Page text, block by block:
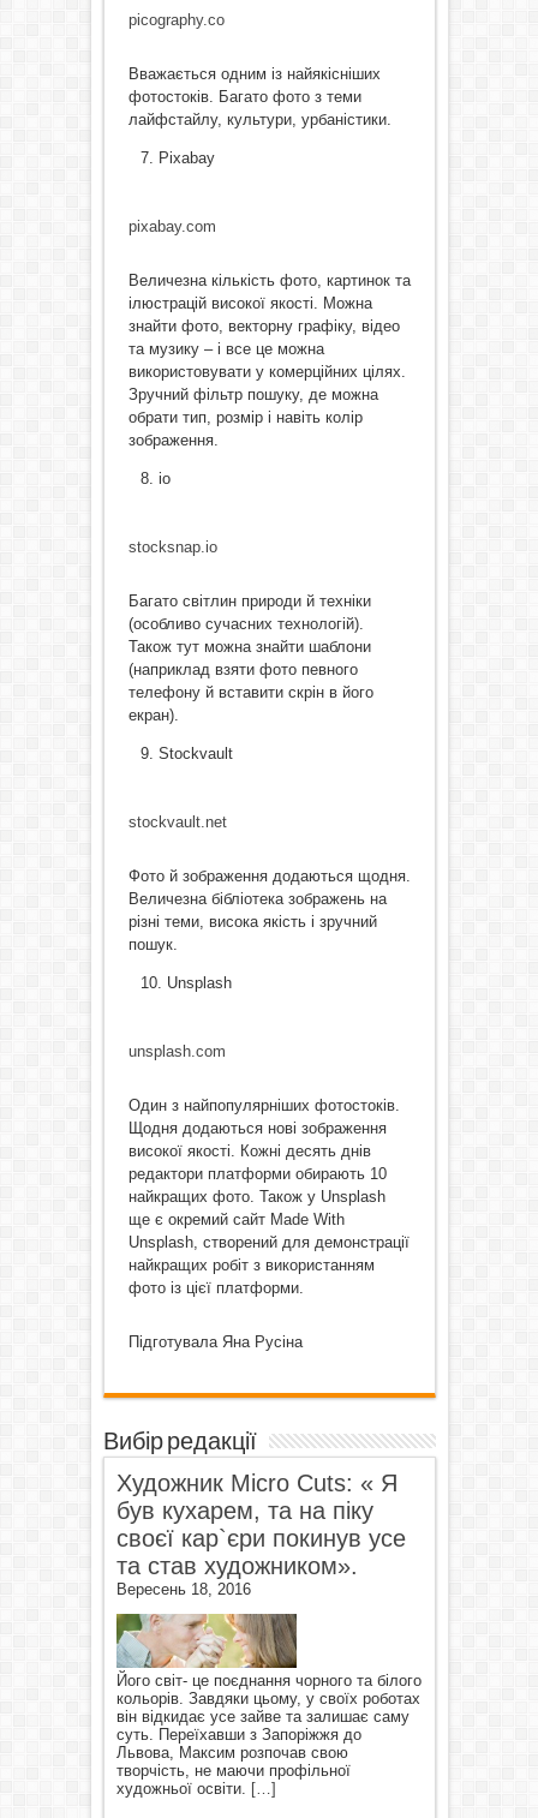
picography.co
Вважається одним із найякісніших
фотостоків. Багато фото з теми
лайфстайлу, культури, урбаністики.
Pixabay
pixabay.com
Величезна кількість фото, картинок та
ілюстрацій високої якості. Можна
знайти фото, векторну графіку, відео
та музику – і все це можна
використовувати у комерційних цілях.
Зручний фільтр пошуку, де можна
обрати тип, розмір і навіть колір
зображення.
io
stocksnap.io
Багато світлин природи й техніки
(особливо сучасних технологій).
Також тут можна знайти шаблони
(наприклад взяти фото певного
телефону й вставити скрін в його
екран).
Stockvault
stockvault.net
Фото й зображення додаються щодня.
Величезна бібліотека зображень на
різні теми, висока якість і зручний
пошук.
Unsplash
unsplash.com
Один з найпопулярніших фотостоків.
Щодня додаються нові зображення
високої якості. Кожні десять днів
редактори платформи обирають 10
найкращих фото. Також у Unsplash
ще є окремий сайт Made With
Unsplash, створений для демонстрації
найкращих робіт з використанням
фото із цієї платформи.
Підготувала Яна Русіна
Вибір редакції
Художник Micro Cuts: « Я
був кухарем, та на піку
своєї кар`єри покинув усе
та став художником».
Вересень 18, 2016
Його світ- це поєднання чорного та білого
кольорів. Завдяки цьому, у своїх роботах
він відкидає усе зайве та залишає саму
суть. Переїхавши з Запоріжжя до
Львова, Максим розпочав свою
творчість, не маючи профільної
художньої освіти. […]